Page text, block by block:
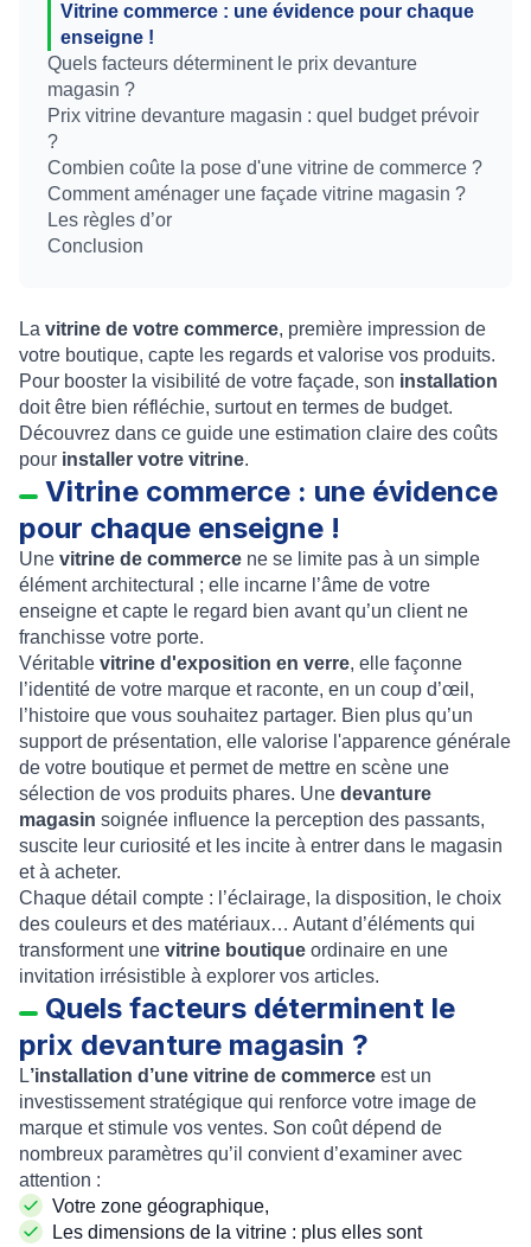
Vitrine commerce : une évidence pour chaque
enseigne !
Quels facteurs déterminent le prix devanture
magasin ?
Prix vitrine devanture magasin : quel budget prévoir
?
Combien coûte la pose d'une vitrine de commerce ?
Comment aménager une façade vitrine magasin ?
Les règles d’or
Conclusion
La vitrine de votre commerce, première impression de
votre boutique, capte les regards et valorise vos produits.
Pour booster la visibilité de votre façade, son installation
doit être bien réfléchie, surtout en termes de budget.
Découvrez dans ce guide une estimation claire des coûts
pour installer votre vitrine.
Vitrine commerce : une évidence
pour chaque enseigne !
Une vitrine de commerce ne se limite pas à un simple
élément architectural ; elle incarne l’âme de votre
enseigne et capte le regard bien avant qu’un client ne
franchisse votre porte.
Véritable vitrine d'exposition en verre, elle façonne
l’identité de votre marque et raconte, en un coup d’œil,
l’histoire que vous souhaitez partager. Bien plus qu’un
support de présentation, elle valorise l'apparence générale
de votre boutique et permet de mettre en scène une
sélection de vos produits phares. Une devanture
magasin soignée influence la perception des passants,
suscite leur curiosité et les incite à entrer dans le magasin
et à acheter.
Chaque détail compte : l’éclairage, la disposition, le choix
des couleurs et des matériaux… Autant d’éléments qui
transforment une vitrine boutique ordinaire en une
invitation irrésistible à explorer vos articles.
Quels facteurs déterminent le
prix devanture magasin ?
L’installation d’une vitrine de commerce est un
investissement stratégique qui renforce votre image de
marque et stimule vos ventes. Son coût dépend de
nombreux paramètres qu’il convient d’examiner avec
attention :
Votre zone géographique,
Les dimensions de la vitrine : plus elles sont